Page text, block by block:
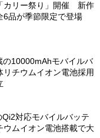
カリー祭り」開催 新作
6品が季節限定で登場
10000mAhモバイルバ
チウムイオン電池採用
対応モバイルバッテ
ムイオン電池搭載で大